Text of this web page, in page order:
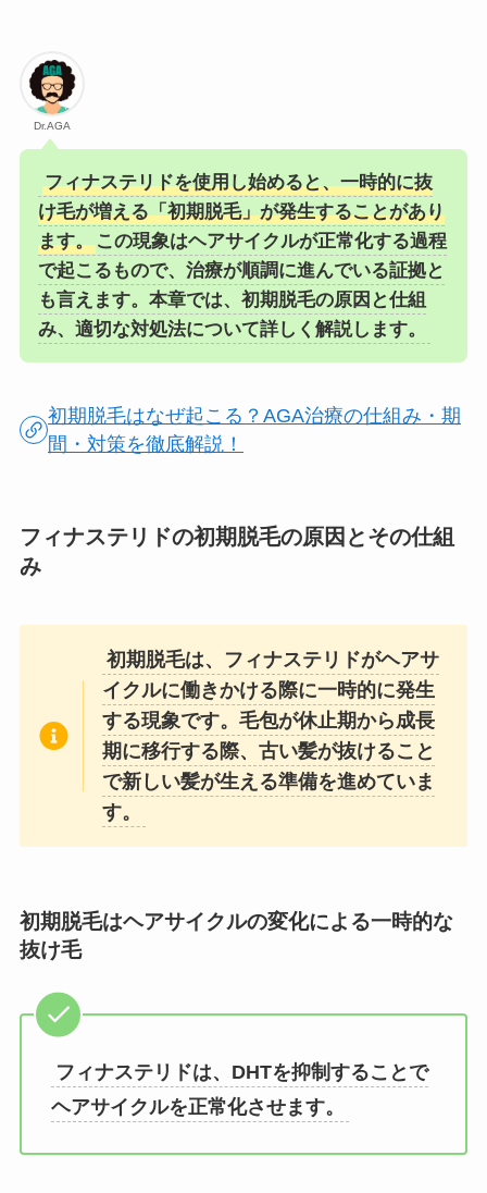
Dr.AGA
フィナステリドを使用し始めると、一時的に抜
け毛が増える「初期脱毛」が発生することがあり
ます。この現象はヘアサイクルが正常化する過程
で起こるもので、治療が順調に進んでいる証拠と
も言えます。本章では、初期脱毛の原因と仕組
み、適切な対処法について詳しく解説します。
初期脱毛はなぜ起こる？AGA治療の仕組み・期
間・対策を徹底解説！
フィナステリドの初期脱毛の原因とその仕組
み
初期脱毛は、フィナステリドがヘアサ
イクルに働きかける際に一時的に発生
する現象です。毛包が休止期から成長
期に移行する際、古い髪が抜けること
で新しい髪が生える準備を進めていま
す。
初期脱毛はヘアサイクルの変化による一時的な
抜け毛
フィナステリドは、DHTを抑制することで
ヘアサイクルを正常化させます。